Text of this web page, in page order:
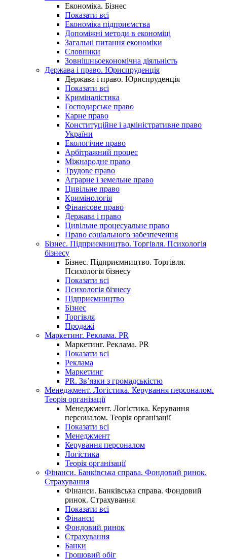
Економіка. Бізнес
Показати всі
Економіка підприємства
Допоміжні методи в економіці
Загальні питання економіки
Словники
Зовнішньоекономічна діяльність
Держава і право. Юриспруденція
Держава і право. Юриспруденція
Показати всі
Криміналістика
Господарське право
Карне право
Конституційне і адміністративне право
України
Екологічне право
Арбітражний процес
Міжнародне право
Трудове право
Аграрне і земельне право
Цивільне право
Кримінологія
Фінансове право
Держава і право
Цивільне процесуальне право
Право соціального забезпечення
Бізнес. Підприємництво. Торгівля. Психологія
бізнесу
Бізнес. Підприємництво. Торгівля.
Психологія бізнесу
Показати всі
Психологія бізнесу
Підприємництво
Бізнес
Торгівля
Продажі
Маркетинг. Реклама. PR
Маркетинг. Реклама. PR
Показати всі
Реклама
Маркетинг
PR. Зв’язки з громадськістю
Менеджмент. Логістика. Керування персоналом.
Теорія організації
Менеджмент. Логістика. Керування
персоналом. Теорія організації
Показати всі
Менеджмент
Керування персоналом
Логістика
Теорія організації
Фінанси. Банківська справа. Фондовий ринок.
Страхування
Фінанси. Банківська справа. Фондовий
ринок. Страхування
Показати всі
Фінанси
Фондовий ринок
Страхування
Банки
Грошовий обіг